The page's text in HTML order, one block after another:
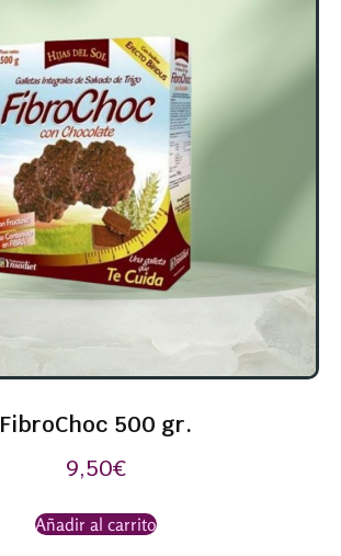
FibroChoc 500 gr.
9,50€
Añadir al carrito